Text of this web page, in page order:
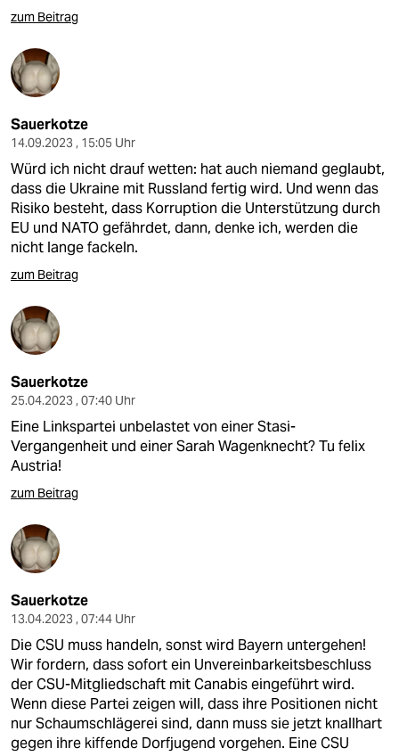
zum Beitrag
Sauerkotze
14.09.2023 , 15:05 Uhr
Würd ich nicht drauf wetten: hat auch niemand geglaubt,
dass die Ukraine mit Russland fertig wird. Und wenn das
Risiko besteht, dass Korruption die Unterstützung durch
EU und NATO gefährdet, dann, denke ich, werden die
nicht lange fackeln.
zum Beitrag
Sauerkotze
25.04.2023 , 07:40 Uhr
Eine Linkspartei unbelastet von einer Stasi-
Vergangenheit und einer Sarah Wagenknecht? Tu felix
Austria!
zum Beitrag
Sauerkotze
13.04.2023 , 07:44 Uhr
Die CSU muss handeln, sonst wird Bayern untergehen!
Wir fordern, dass sofort ein Unvereinbarkeitsbeschluss
der CSU-Mitgliedschaft mit Canabis eingeführt wird.
Wenn diese Partei zeigen will, dass ihre Positionen nicht
nur Schaumschlägerei sind, dann muss sie jetzt knallhart
gegen ihre kiffende Dorfjugend vorgehen. Eine CSU